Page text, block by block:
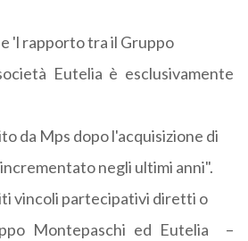
'l rapporto tra il Gruppo
Eutelia è esclusivamente
da Mps dopo l'acquisizione di
negli ultimi anni".
vincoli partecipativi diretti o
Montepaschi ed Eutelia –